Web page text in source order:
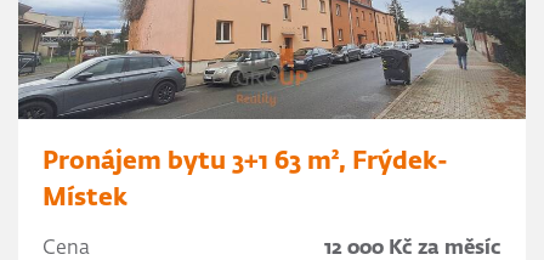
Pronájem bytu 3+1 63 m², Frýdek-
Místek
Cena 12 000 Kč za měsíc